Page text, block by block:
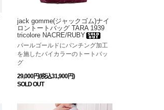
jack gomme(ジャックゴム)ナイ
ロントートバッグ TARA 1939
tricolore NACRE/RUBY
パールゴールドにパンチング加工
を施したバイカラーのトートバッ
グ
29,000円(税込31,900円)
SOLD OUT